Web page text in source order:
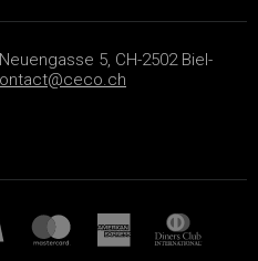
5, CH-2502 Biel-